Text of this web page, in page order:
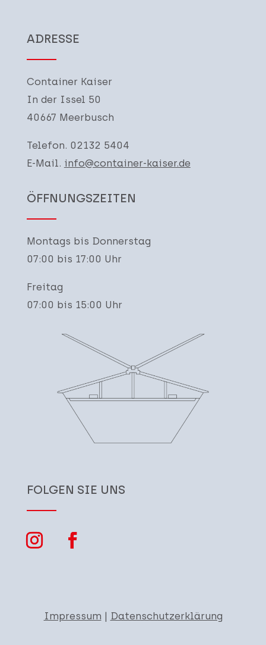
ADRESSE
Container Kaiser
In der Issel 50
40667 Meerbusch
Telefon. 02132 5404
E-Mail. info@container-kaiser.de
ÖFFNUNGSZEITEN
Montags bis Donnerstag
07:00 bis 17:00 Uhr
Freitag
07:00 bis 15:00 Uhr
FOLGEN SIE UNS
Impressum | Datenschutzerklärung